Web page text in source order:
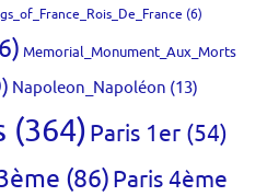
(6)
Memorial_Monument_Aux_Morts
Napoleon_Napoléon (13)
(364)Paris 1er (54)
(86)Paris 4ème